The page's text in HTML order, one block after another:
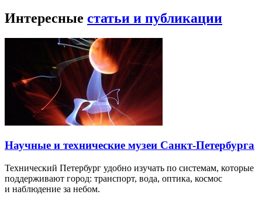
Интересные статьи и публикации
Научные и технические музеи Санкт-Петербурга
Технический Петербург удобно изучать по системам, которые
поддерживают город: транспорт, вода, оптика, космос
и наблюдение за небом.